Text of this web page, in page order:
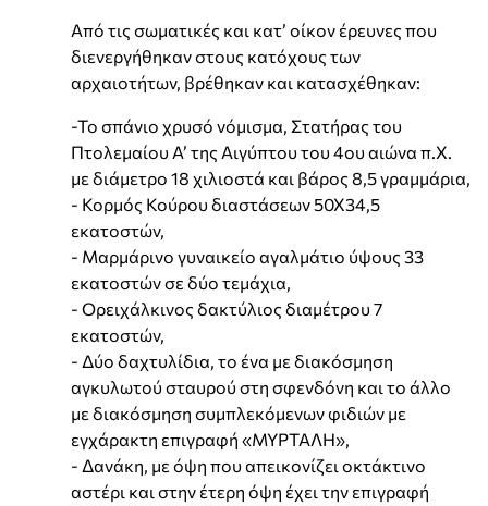
Από τις σωματικές και κατ’ οίκον έρευνες που
διενεργήθηκαν στους κατόχους των
αρχαιοτήτων, βρέθηκαν και κατασχέθηκαν:
-Το σπάνιο χρυσό νόμισμα, Στατήρας του
Πτολεμαίου Α’ της Αιγύπτου του 4ου αιώνα π.Χ.
με διάμετρο 18 χιλιοστά και βάρος 8,5 γραμμάρια,
- Κορμός Κούρου διαστάσεων 50Χ34,5
εκατοστών,
- Μαρμάρινο γυναικείο αγαλμάτιο ύψους 33
εκατοστών σε δύο τεμάχια,
- Ορειχάλκινος δακτύλιος διαμέτρου 7
εκατοστών,
- Δύο δαχτυλίδια, το ένα με διακόσμηση
αγκυλωτού σταυρού στη σφενδόνη και το άλλο
με διακόσμηση συμπλεκόμενων φιδιών με
εγχάρακτη επιγραφή «ΜΥΡΤΑΛΗ»,
- Δανάκη, με όψη που απεικονίζει οκτάκτινο
αστέρι και στην έτερη όψη έχει την επιγραφή